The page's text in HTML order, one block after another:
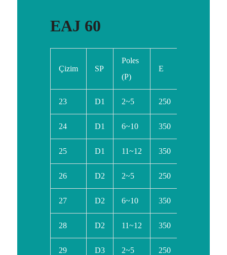
EAJ 60
Çizim SP
Poles
(P)
E
23 D1 2~5 250
24 D1 6~10 350
25 D1 11~12 350
26 D2 2~5 250
27 D2 6~10 350
28 D2 11~12 350
29 D3 2~5 250